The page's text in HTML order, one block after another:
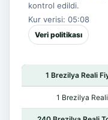
kontrol edildi.
Kur verisi: 05:08
Veri politikası
1 Brezilya Reali
1 Brezilya Reali